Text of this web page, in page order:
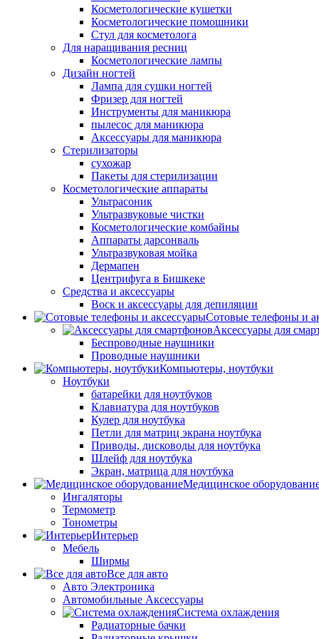
Косметологические кушетки
Косметологические помошники
Стул для косметолога
Для наращивания ресниц
Косметологические лампы
Дизайн ногтей
Лампа для сушки ногтей
Фризер для ногтей
Инструменты для маникюра
пылесос для маникюра
Аксессуары для маникюра
Стерилизаторы
сухожар
Пакеты для стерилизации
Косметологические аппараты
Ультрасоник
Ультразвуковые чистки
Косметологические комбайны
Аппараты дарсонваль
Ультразвуковая мойка
Дермапен
Центрифуга в Бишкеке
Средства и аксессуары
Воск и аксессуары для депиляции
Сотовые телефоны и
Аксессуары для
Беспроводные наушники
Проводные наушники
Компьютеры, ноутбуки
Ноутбуки
батарейки для ноутбуков
Клавиатура для ноутбуков
Кулер для ноутбука
Петли для матриц экрана ноутбука
Приводы, дисководы для ноутбука
Шлейф для ноутбука
Экран, матрица для ноутбука
Медицинское
Ингаляторы
Термометр
Тонометры
Интерьер
Мебель
Ширмы
Все для авто
Авто Электроника
Автомобильные Аксессуары
Система охлаждения
Радиаторные бачки